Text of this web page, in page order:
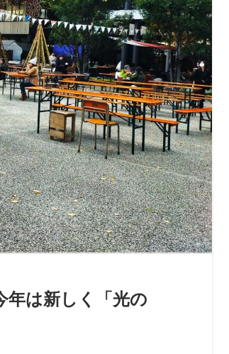
年は新しく「光の